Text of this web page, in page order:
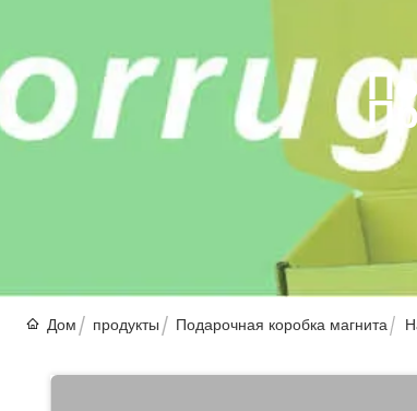
Дом продукты Подарочная коробка магнита